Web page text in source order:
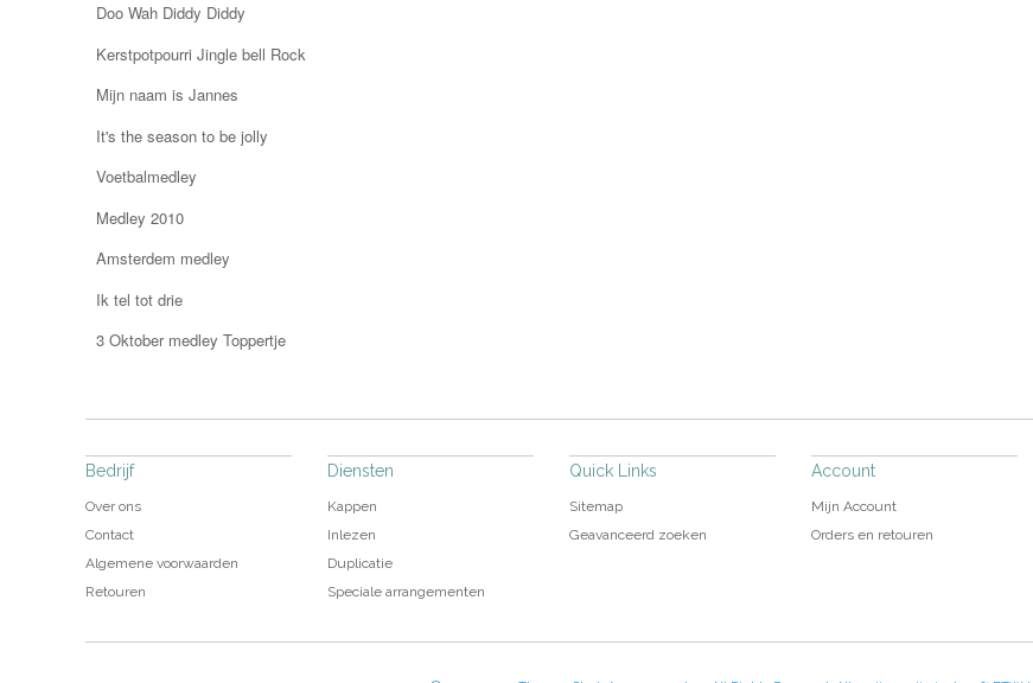
Doo Wah Diddy Diddy
Kerstpotpourri Jingle bell Rock
Mijn naam is Jannes
It's the season to be jolly
Voetbalmedley
Medley 2010
Amsterdem medley
Ik tel tot drie
3 Oktober medley Toppertje
Bedrijf
Over ons
Contact
Algemene voorwaarden
Retouren
Diensten
Kappen
Inlezen
Duplicatie
Speciale arrangementen
Quick Links
Sitemap
Geavanceerd zoeken
Account
Mijn Account
Orders en retouren